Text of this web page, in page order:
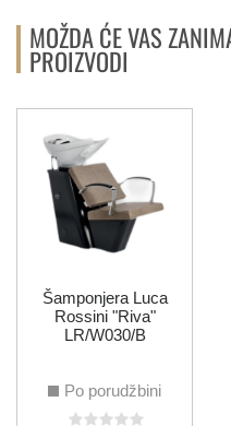
MOŽDA ĆE VAS
PROIZVODI
Šamponjera Luca
Rossini "Riva"
LR/W030/B
Po porudžbini